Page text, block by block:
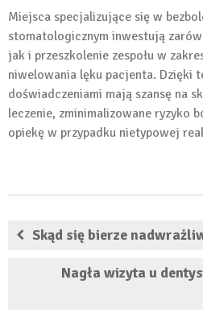
Miejsca specjalizujące się w
stomatologicznym inwestują
jak i przeszkolenie zespołu w
niwelowania lęku pacjenta. Dzięki
doświadczeniami mają szansę na
leczenie, zminimalizowane ryzyko
opiekę w przypadku nietypowej
Skąd się bierze
Nagła wizyta u